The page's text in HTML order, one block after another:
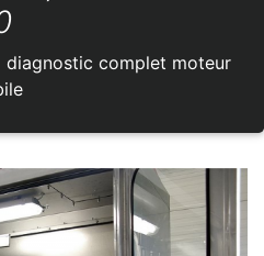
diagnostic complet moteur